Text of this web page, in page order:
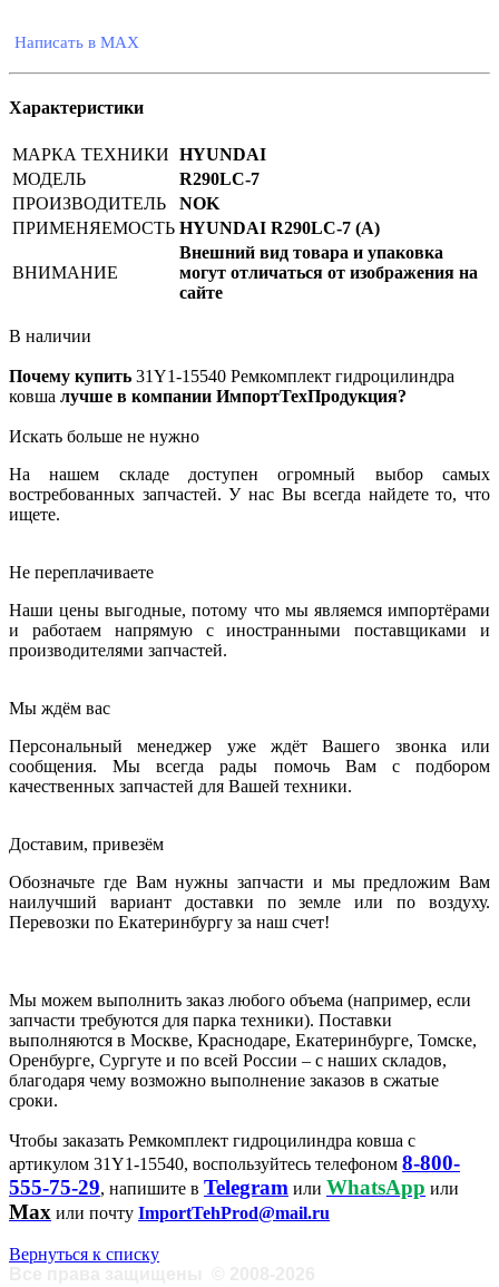
Написать в MAX
Характеристики
МАРКА ТЕХНИКИ HYUNDAI
МОДЕЛЬ
R290LC-7
ПРОИЗВОДИТЕЛЬ
NOK
ПРИМЕНЯЕМОСТЬ HYUNDAI R290LC-7 (A)
ВНИМАНИЕ
Внешний вид товара и упаковка
могут отличаться от изображения на
сайте
В наличии
Почему купить 31Y1-15540 Ремкомплект гидроцилиндра
ковша лучше в компании ИмпортТехПродукция?
Искать больше не нужно
На нашем складе доступен огромный выбор самых
востребованных запчастей. У нас Вы всегда найдете то, что
ищете.
Не переплачиваете
Наши цены выгодные, потому что мы являемся импортёрами
и работаем напрямую с иностранными поставщиками и
производителями запчастей.
Мы ждём вас
Персональный менеджер уже ждёт Вашего звонка или
сообщения. Мы всегда рады помочь Вам с подбором
качественных запчастей для Вашей техники.
Доставим, привезём
Обозначьте где Вам нужны запчасти и мы предложим Вам
наилучший вариант доставки по земле или по воздуху.
Перевозки по Екатеринбургу за наш счет!
Мы можем выполнить заказ любого объема (например, если
запчасти требуются для парка техники). Поставки
выполняются в Москве, Краснодаре, Екатеринбурге, Томске,
Оренбурге, Сургуте и по всей России – с наших складов,
благодаря чему возможно выполнение заказов в сжатые
сроки.
Чтобы заказать Ремкомплект гидроцилиндра ковша с
артикулом 31Y1-15540, воспользуйтесь телефоном 8-800-
555-75-29, напишите в Telegram или WhatsApp или
Max или почту ImportTehProd@mail.ru
Вернуться к списку